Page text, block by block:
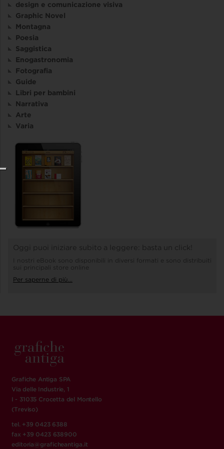
design e comunicazione visiva
Graphic Novel
Montagna
Poesia
Saggistica
Enogastronomia
Fotografia
Guide
Libri per bambini
Narrativa
Arte
Varia
Oggi puoi iniziare subito a leggere: basta un click!
I nostri eBook sono disponibili in diversi formati e sono distribuiti
sui principali store online
Per saperne di più...
Grafiche Antiga SPA
Via delle Industrie, 1
I - 31035 Crocetta del Montello
(Treviso)
tel. +39 0423 6388
fax +39 0423 638900
editoria@graficheantiga.it